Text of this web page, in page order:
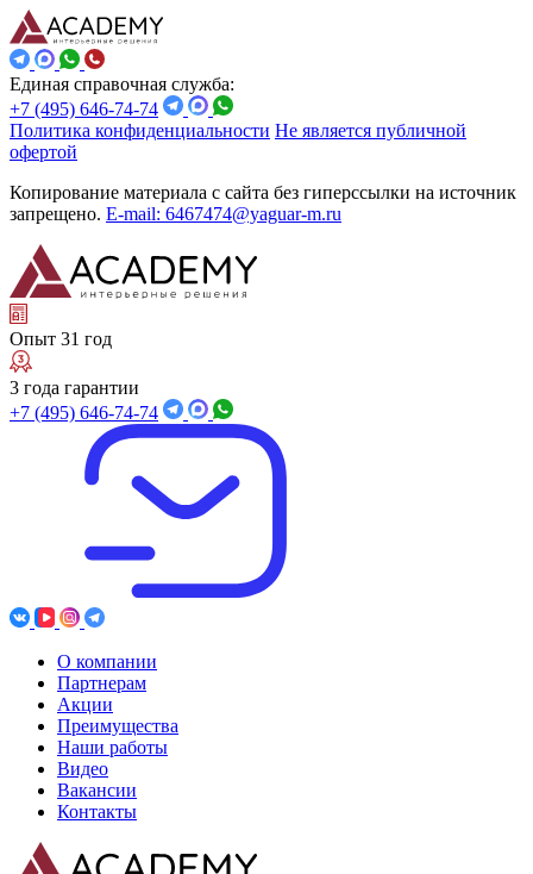
Единая справочная служба:
+7 (495) 646-74-74
Политика конфиденциальности Не является публичной
офертой
Копирование материала с сайта без гиперссылки на источник
запрещено. E-mail: 6467474@yaguar-m.ru
Опыт 31 год
3 года гарантии
+7 (495) 646-74-74
О компании
Партнерам
Акции
Преимущества
Наши работы
Видео
Вакансии
Контакты